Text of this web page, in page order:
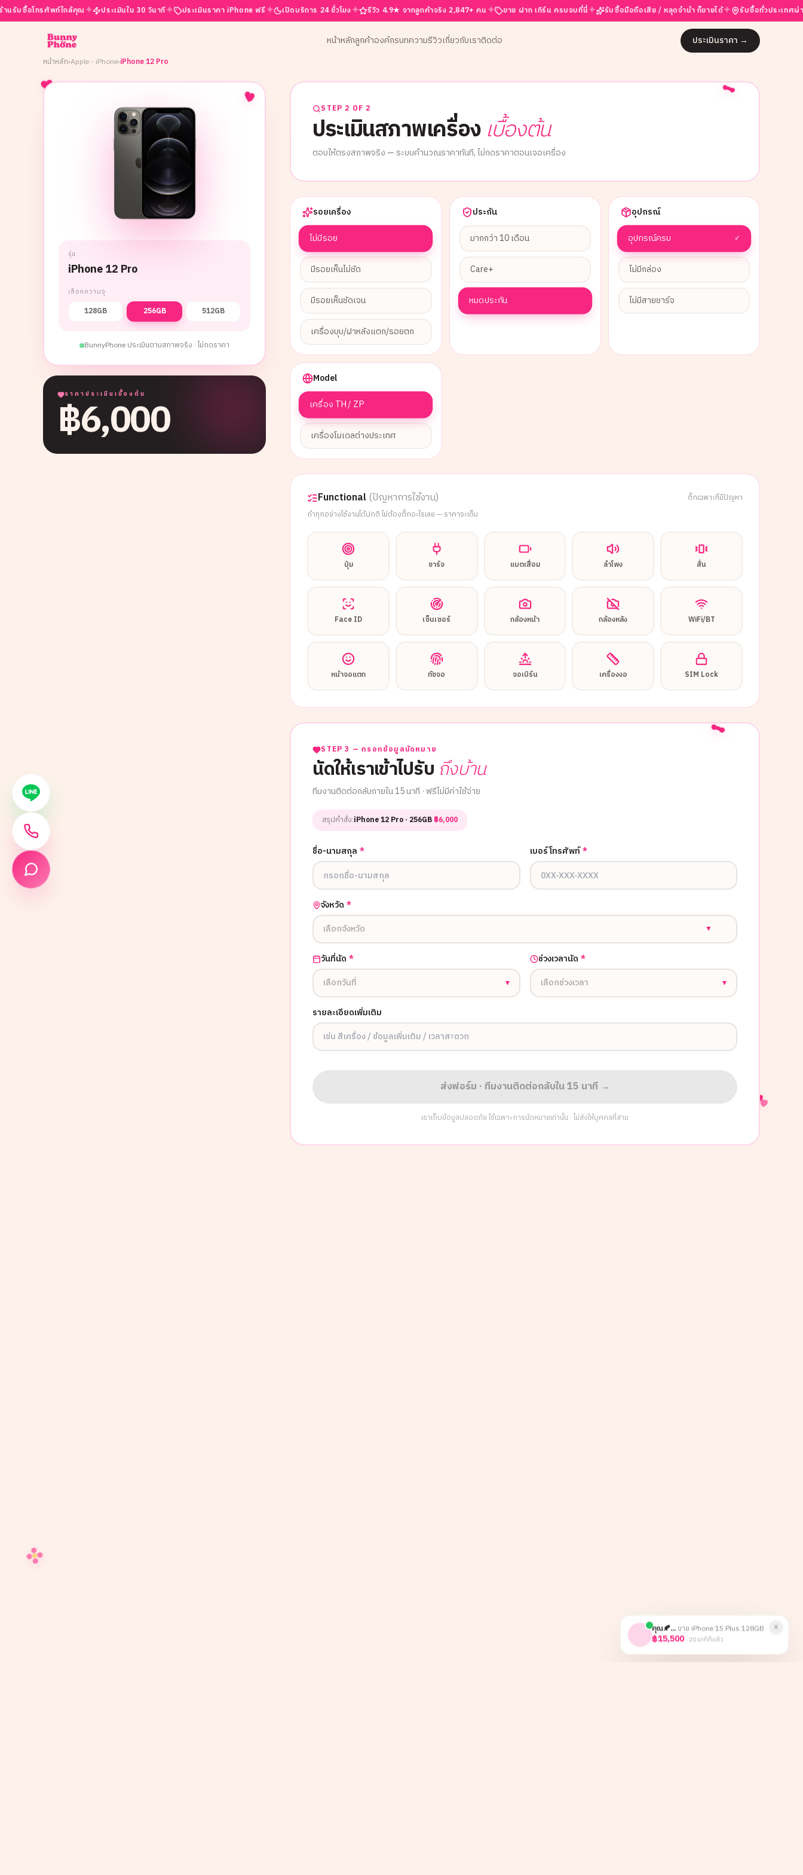
คุณ🍂... ขาย iPhone 15 Plus 128GB
฿15,500 · 20 นาทีที่แล้ว
×
รศัพท์ใกล้คุณ✦ ประเมินใน 30 วินาที✦ ประเมินราคา iPhone ฟรี✦ เปิดบริการ 24 ชั่วโมง✦ รีวิว 4.9★ จากลูกค้าจริง 2,847+ คน✦ ขาย ฝาก เทิร์น ครบจบที่นี่✦ รับซื้อมือถือเสีย / หลุดจำนำ ก็ขายได้✦ รับซื้อทั่วประเทศผ่าน
หน้าหลักลูกค้าองค์กรบทความรีวิวเกี่ยวกับเราติดต่อ ประเมินราคา →
หน้าหลัก›Apple - iPhone›iPhone 12 Pro
รุ่น
iPhone 12 Pro
เลือกความจุ
128GB 256GB 512GB
BunnyPhone ประเมินตามสภาพจริง · ไม่กดราคา
ราคาประเมินเบื้องต้น
฿6,000
STEP 2 OF 2
ประเมินสภาพเครื่อง เบื้องต้น
ตอบให้ตรงสภาพจริง — ระบบคำนวณราคาทันที, ไม่กดราคาตอนเจอเครื่อง
รอยเครื่อง
ไม่มีรอย
มีรอยเห็นไม่ชัด
มีรอยเห็นชัดเจน
เครื่องบุบ/ฝาหลังแตก/รอยตก
ประกัน
มากกว่า 10 เดือน
Care+
หมดประกัน
อุปกรณ์
อุปกรณ์ครบ ✓
ไม่มีกล่อง
ไม่มีสายชาร์จ
Model
เครื่อง TH / ZP
เครื่องโมเดลต่างประเทศ
Functional(ปัญหาการใช้งาน)
ติ๊กเฉพาะที่มีปัญหา
ถ้าทุกอย่างใช้งานได้ปกติ ไม่ต้องติ๊กอะไรเลย — ราคาจะเต็ม
ปุ่ม ชาร์จ แบตเสื่อม ลำโพง สั่น
Face ID เซ็นเซอร์ กล้องหน้า กล้องหลัง WiFi/BT
หน้าจอแตก ทัชจอ จอเบิร์น เครื่องงอ SIM Lock
STEP 3 — กรอกข้อมูลนัดหมาย
นัดให้เราเข้าไปรับ ถึงบ้าน
ทีมงานติดต่อกลับภายใน 15 นาที · ฟรีไม่มีค่าใช้จ่าย
สรุปคำสั่ง:iPhone 12 Pro · 256GB·฿6,000
ชื่อ-นามสกุล * เบอร์โทรศัพท์*
จังหวัด *
เลือกจังหวัด
▼
วันที่นัด *
เลือกวันที่
▾
ช่วงเวลานัด *
เลือกช่วงเวลา
▾
รายละเอียดเพิ่มเติม
ส่งฟอร์ม · ทีมงานติดต่อกลับใน 15 นาที →
เราเก็บข้อมูลปลอดภัย ใช้เฉพาะการนัดหมายเท่านั้น · ไม่ส่งให้บุคคลที่สาม